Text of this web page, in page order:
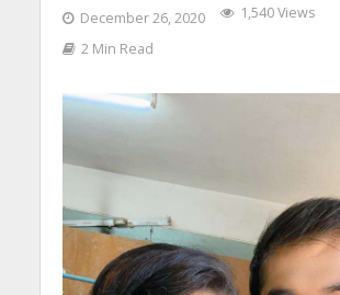
December 26, 2020
1,540 Views
2 Min Read